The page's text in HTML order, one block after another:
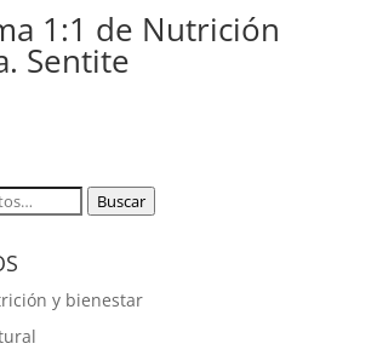
1:1 de Nutrición
Sentite
Buscar
y bienestar